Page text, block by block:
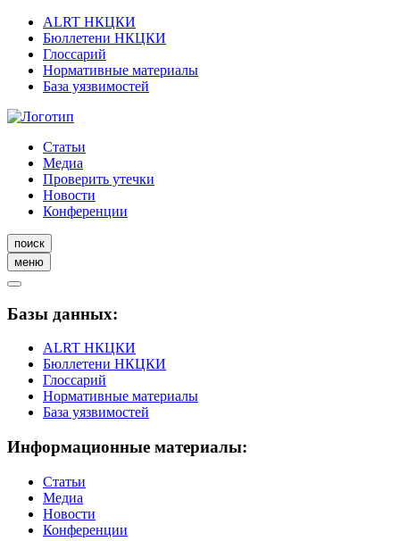
ALRT НКЦКИ
Бюллетени НКЦКИ
Глоссарий
Нормативные материалы
База уязвимостей
Статьи
Медиа
Проверить утечки
Новости
Конференции
поиск
меню
Базы данных:
ALRT НКЦКИ
Бюллетени НКЦКИ
Глоссарий
Нормативные материалы
База уязвимостей
Информационные материалы:
Статьи
Медиа
Новости
Конференции